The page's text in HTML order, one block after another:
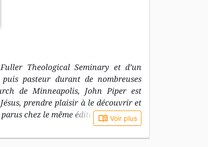
Theological Seminary et d’un
pasteur durant de nombreuses
de Minneapolis, John Piper est
prendre plaisir à le découvrir et
chez le même éditeur.book_open Voir plus